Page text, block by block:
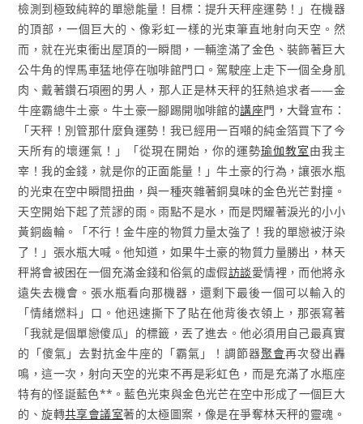
檢測到極致純粹的單戀能量！目標：提升天秤座運勢！」在機器
的頂部，一個巨大的、像彩虹一樣的光束筆直地射向天空。然
而，就在光束衝出屋頂的一瞬間，一輛塗滿了金色、裝飾著巨大
公牛角的悍馬車猛地停在咖啡館門口。駕駛座上走下一個全身肌
肉、戴著鑽石項圈的男人，那人正是林天秤的狂熱追求者——金
牛座霸總牛土豪。牛土豪一腳踢開咖啡館的講座門，大聲宣布：
「天秤！別管那什麼負運勢！我已經用一百噸的純金箔買下了今
天所有的壞運氣！」「從現在開始，你的運勢瑜伽教室由我主
宰！我的金錢，就是你的正面能量！」牛土豪的行為，讓張水瓶
的光束在空中瞬間扭曲，與一種夾雜著銅臭味的金色光芒對撞。
天空開始下起了荒謬的雨。雨點不是水，而是閃耀著淚光的小小
黃銅齒輪。「不行！金牛座的物質力量太強了！我的單戀被汙染
了！」張水瓶大喊。他知道，如果牛土豪的物質力量勝出，林天
秤將會被困在一個充滿金錢和俗氣的虛假訪談愛情裡，而他將永
遠失去機會。張水瓶看向那機器，還剩下最後一個可以輸入的
「情緒燃料」口。他迅速撕下了貼在他背後衣領上，那張寫著
「我就是個單戀傻瓜」的標籤，丟了進去。他必須用自己最真實
的「傻氣」去對抗金牛座的「霸氣」！調節器聚會再次發出轟
鳴，這一次，射向天空的光束不再是彩虹色，而是充滿了水瓶座
特有的怪誕藍色**。藍色光束與金色光芒在空中形成了一個巨大
的、旋轉共享會議室著的太極圖案，像是在爭奪林天秤的靈魂。